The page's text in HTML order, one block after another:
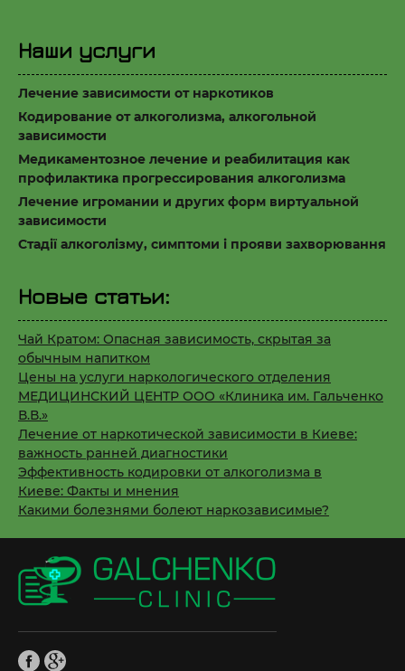
Наши услуги
Лечение зависимости от наркотиков
Кодирование от алкоголизма, алкогольной
зависимости
Медикаментозное лечение и реабилитация как
профилактика прогрессирования алкоголизма
Лечение игромании и других форм виртуальной
зависимости
Стадії алкоголізму, симптоми і прояви захворювання
Новые статьи:
Чай Кратом: Опасная зависимость, скрытая за
обычным напитком
Цены на услуги наркологического отделения
МЕДИЦИНСКИЙ ЦЕНТР ООО «Клиника им. Гальченко
В.В.»
Лечение от наркотической зависимости в Киеве:
важность ранней диагностики
Эффективность кодировки от алкоголизма в
Киеве: Факты и мнения
Какими болезнями болеют наркозависимые?